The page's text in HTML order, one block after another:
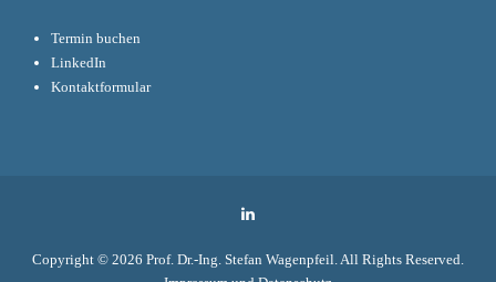
Termin buchen
LinkedIn
Kontaktformular
Copyright © 2026 Prof. Dr.-Ing. Stefan Wagenpfeil . All Rights Reserved.